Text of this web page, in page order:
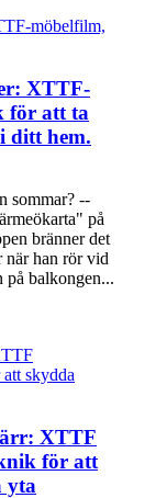
XTTF-
för att ta
ditt hem.
sommar? --
på
bränner det
när han rör vid
på balkongen...
XTTF
för att
yta